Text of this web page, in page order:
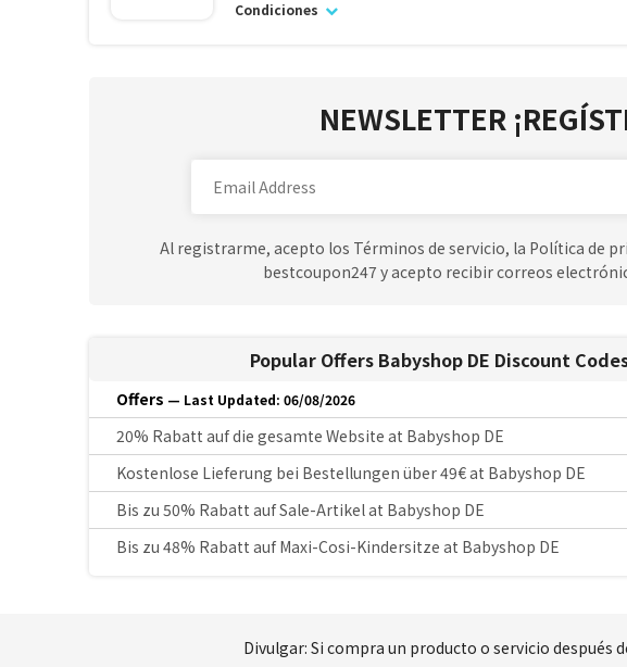
Condiciones
NEWSLETTER
Al registrarme, acepto los Términos de servicio, la Política de
bestcoupon247 y acepto recibir correos
Popular Offers Babyshop DE Discount
Offers — Last Updated: 06/08/2026
20% Rabatt auf die gesamte Website at Babyshop DE
Kostenlose Lieferung bei Bestellungen über 49€ at Babyshop DE
Bis zu 50% Rabatt auf Sale-Artikel at Babyshop DE
Bis zu 48% Rabatt auf Maxi-Cosi-Kindersitze at Babyshop DE
Divulgar: Si compra un producto o servicio después